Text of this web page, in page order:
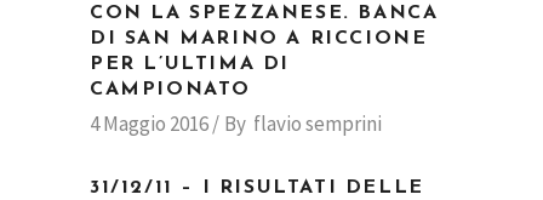
CON LA SPEZZANESE. BANCA
DI SAN MARINO A RICCIONE
PER L’ULTIMA DI
CAMPIONATO
4 Maggio 2016 By flavio semprini
31/12/11 – I RISULTATI DELLE